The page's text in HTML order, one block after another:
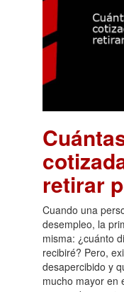
retirar
Cuando una
desempleo, la
misma: ¿cuánto
recibiré? Pero,
desapercibido y
mucho mayor en